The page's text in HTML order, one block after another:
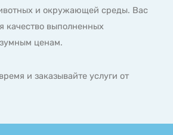
и окружающей среды. Вас
качество выполненных
ценам.
и заказывайте услуги от